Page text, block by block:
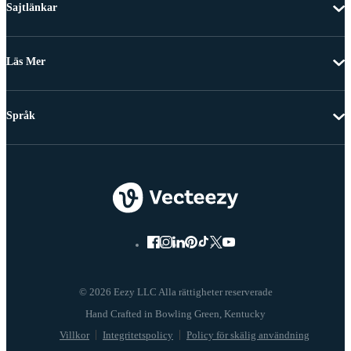
Sajtlänkar
Läs Mer
© 2026 Eezy LLC Alla rättigheter reserverade
Villkor Integritetspolicy Policy för skälig användning
Språk